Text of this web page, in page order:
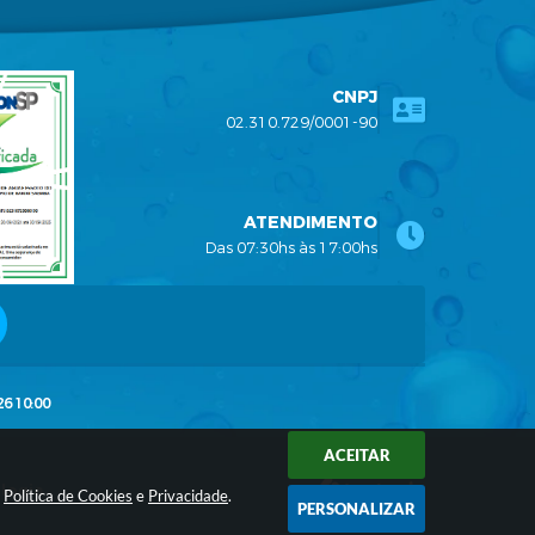
Política de Cookies e Privacidade.
ACEITAR
PERSONALIZAR
CNPJ
02.310.729/0001-90
ATENDIMENTO
Das 07:30hs às 17:00hs
10:00